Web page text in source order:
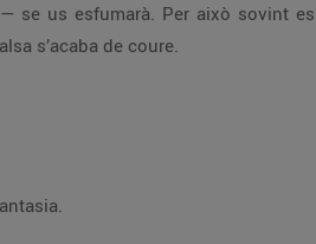
se us esfumarà. Per això sovint es
s’acaba de coure.